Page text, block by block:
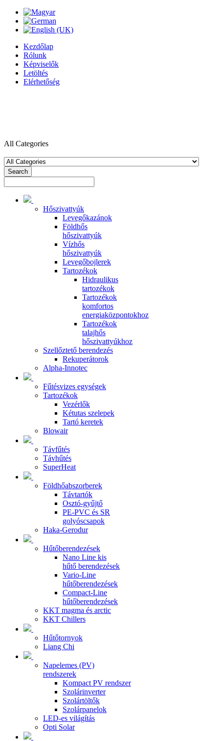
Kezdőlap
Rólunk
Képviselők
Letöltés
Elérhetőség
All Categories
Search
Hőszivattyúk
Levegőkazánok
Földhős
hőszivattyúk
Vízhős
hőszivattyúk
Levegőbojlerek
Tartozékok
Hidraulikus
tartozékok
Tartozékok
komfortos
energiaközpontokhoz
Tartozékok
talajhős
hőszivattyúkhoz
Szellőztető berendezés
Rekuperátorok
Alpha-Innotec
Fűtésvizes egységek
Tartozékok
Vezérlők
Kétutas szelepek
Tartó keretek
Blowair
Távfűtés
Távhűtés
SuperHeat
Földhőabszorberek
Távtartók
Osztó-gyűjtő
PE-PVC és SR
golyóscsapok
Haka-Gerodur
Hűtőberendezések
Nano Line kis
hűtő berendezések
Vario-Line
hűtőberendezések
Compact-Line
hűtőberendezések
KKT magma és arctic
KKT Chillers
Hűtőtornyok
Liang Chi
Napelemes (PV)
rendszerek
Kompact PV rendszer
Szolárinverter
Szolártöltők
Szolárpanelok
LED-es világítás
Opti Solar